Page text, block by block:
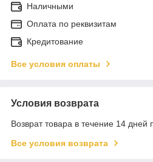
Наличными
Оплата по реквизитам
Кредитование
Все условия оплаты
Условия возврата
Возврат товара в течение 14 дней
Все условия возврата